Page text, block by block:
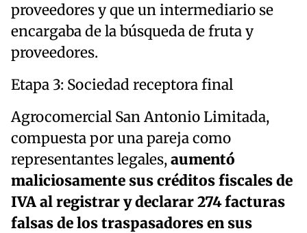
proveedores y que un intermediario se
encargaba de la búsqueda de fruta y
proveedores.
Etapa 3: Sociedad receptora final
Agrocomercial San Antonio Limitada,
compuesta por una pareja como
representantes legales,aumentó
maliciosamente sus créditos fiscales de
IVA al registrar y declarar 274 facturas
falsas de los traspasadores en sus